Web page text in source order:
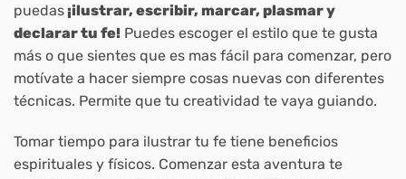
puedas¡ilustrar, escribir, marcar, plasmar y
declarar tu fe! Puedes escoger el estilo que te gusta
más o que sientes que es mas fácil para comenzar, pero
motívate a hacer siempre cosas nuevas con diferentes
técnicas. Permite que tu creatividad te vaya guiando.
Tomar tiempo para ilustrar tu fe tiene beneficios
espirituales y físicos. Comenzar esta aventura te